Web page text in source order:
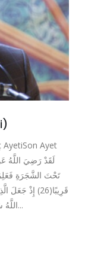
AyetiSon Ayet
تَحْتَ الشَّجَرَةِ فَعَلِمَ
قَرِيبًا(26) إِذْ
اللَّهُ سَكِينَتَهُ عَلَىٰ رَسُولِهِ وَعَلَى الْمُؤْمِنِينَ وَأَلْزَمَهُمْ كَلِمَةَ...